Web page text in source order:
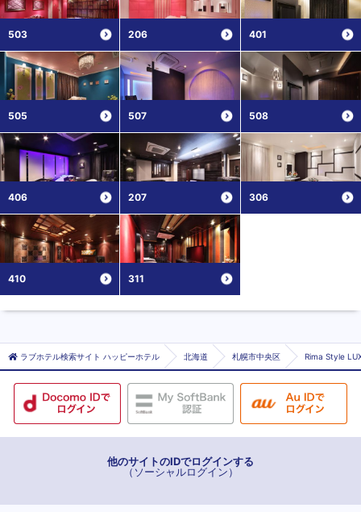
503 206 401
505 507 508
406 207 306
410 311
ラブホテル検索サイト ハッピーホテル 北海道 札幌市中央区 Rima Style
他のサイトのIDでログインする
（ソーシャルログイン）